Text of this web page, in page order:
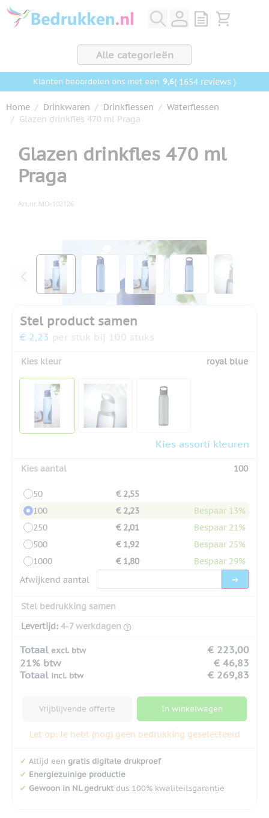
Ga naar de inhoud
View quote,
Bekijk
Alle categorieën
Klanten beoordelen ons met een 9,6( 1654 reviews )
Home / Drinkwaren / Drinkflessen / Waterflessen
/ Glazen drinkfles 470 ml Praga
Glazen drinkfles 470 ml
Praga
Art.nr. MO-102126
Klik om afbeelding op volledig scherm te bekijken
View larger imageView larger imageView larger image
View larger
Stel product samen
€ 2,23 per stuk bij 100 stuks
Kies kleur royal blue
Kies assorti kleuren
Kies aantal 100
50
€ 2,55
100
€ 2,23
Bespaar 13%
250
€ 2,01
Bespaar 21%
500
€ 1,92
Bespaar 25%
1000
€ 1,80
Bespaar 29%
Afwijkend aantal
Stel bedrukking samen
Levertijd: 4-7 werkdagen
Totaal excl. btw
€ 223,00
21% btw
€ 46,83
Totaal incl. btw € 269,83
Vrijblijvende offerte In winkelwagen
Let op: Je hebt (nog) geen bedrukking geselecteerd
✔ Altijd een gratis digitale drukproef
✔ Energiezuinige productie
✔ Gewoon in NL gedruktdus 100% kwaliteitsgarantie